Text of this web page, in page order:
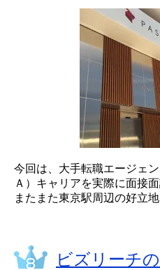
今回は、大手転職エージェ
Ａ）キャリアを実際に面接
またまた東京駅周辺の好立
ビズリーチ